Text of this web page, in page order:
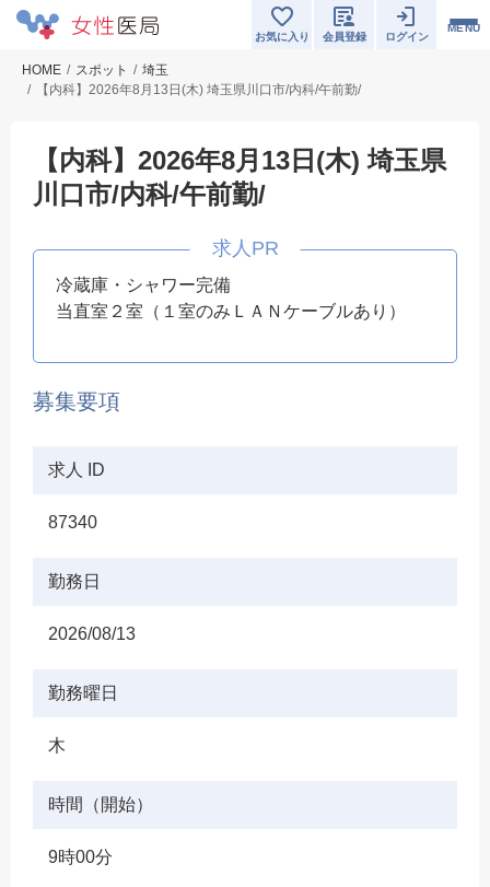
MENU
お気に入り 会員登録 ログイン
HOME スポット
埼玉
【内科】2026年8月13日(木) 埼玉県川口市/内科/午前勤/
【内科】2026年8月13日(木) 埼玉県
川口市/内科/午前勤/
冷蔵庫・シャワー完備
当直室２室（１室のみＬＡＮケーブルあり）
募集要項
求人 ID
87340
勤務日
2026/08/13
勤務曜日
木
時間（開始）
9時00分